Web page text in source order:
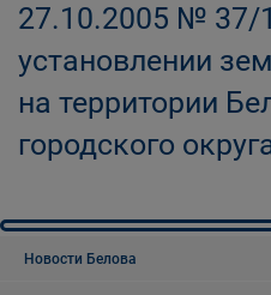
27.10.2005 № 37/
установлении
на территории
городского
Новости Белова